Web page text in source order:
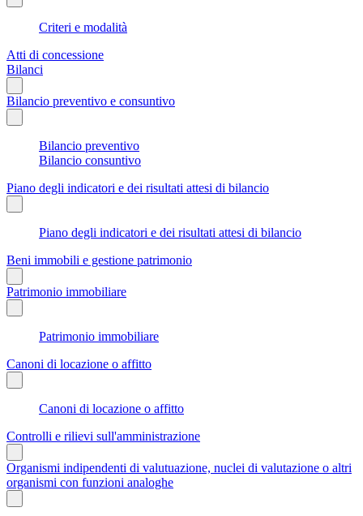
Criteri e modalità
Atti di concessione
Bilanci
Bilancio preventivo e consuntivo
Bilancio preventivo
Bilancio consuntivo
Piano degli indicatori e dei risultati attesi di bilancio
Piano degli indicatori e dei risultati attesi di bilancio
Beni immobili e gestione patrimonio
Patrimonio immobiliare
Patrimonio immobiliare
Canoni di locazione o affitto
Canoni di locazione o affitto
Controlli e rilievi sull'amministrazione
Organismi indipendenti di valutuazione, nuclei di valutazione o altri
organismi con funzioni analoghe